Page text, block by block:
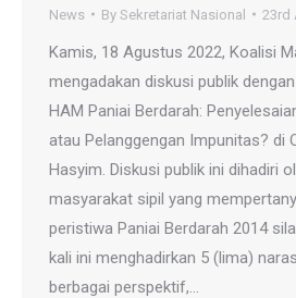
News By Sekretariat Nasional 23rd
Kamis, 18 Agustus 2022, Koalisi
mengadakan diskusi publik
HAM Paniai Berdarah:
atau Pelanggengan Impunitas? di
Hasyim. Diskusi publik ini dihadiri
masyarakat sipil yang
peristiwa Paniai Berdarah 2014
kali ini menghadirkan 5 (lima)
berbagai perspektif,…